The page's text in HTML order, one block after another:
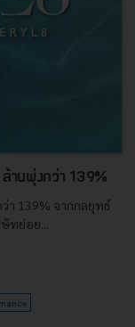
านพุ่งกว่า 139%
ว่า 139% จากกลยุทธ์
ย่อย...